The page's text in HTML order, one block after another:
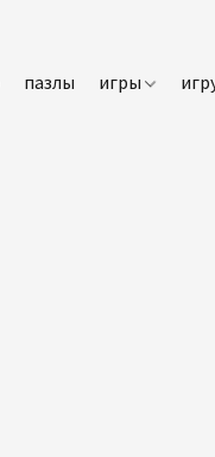
пазлы игры